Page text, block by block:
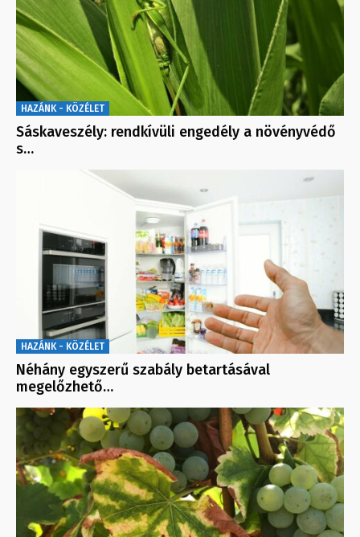
HAZÁNK - KÖZÉLET
Sáskaveszély: rendkívüli engedély a növényvédő
s…
HAZÁNK - KÖZÉLET
Néhány egyszerű szabály betartásával
megelőzhető…